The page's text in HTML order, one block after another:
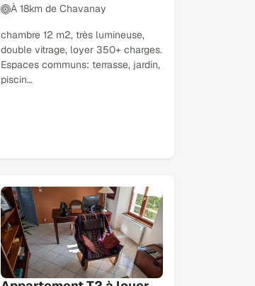
À 18km de Chavanay
chambre 12 m2, très lumineuse,
double vitrage, loyer 350+ charges.
Espaces communs: terrasse, jardin,
piscin…